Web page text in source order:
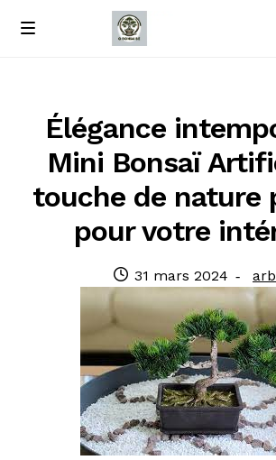
Passer
Passer
M
À propos de nous
Contact
Élégance
Mini Bonsaï
touche de nature
pour votre
Publié
31 mars 2024